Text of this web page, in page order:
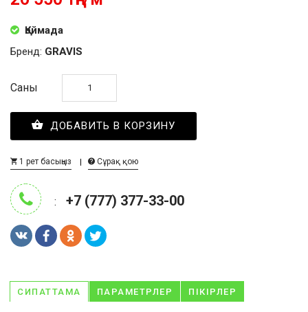
Қоймада
Бренд: GRAVIS
Саны
ДОБАВИТЬ В КОРЗИНУ
1 рет басыңыз Сұрақ қою
: +7 (777) 377-33-00
СИПАТТАМА ПАРАМЕТРЛЕР ПІКІРЛЕР